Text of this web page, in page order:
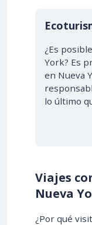
¿Es
York? Es
en Nueva
lo último
Viajes
Nueva
¿Por qué